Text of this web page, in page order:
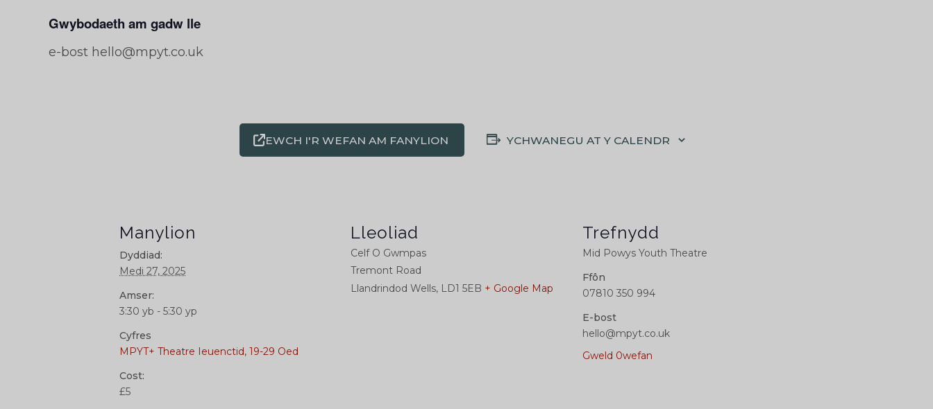
Gwybodaeth am gadw lle
e-bost hello@mpyt.co.uk
EWCH I'R WEFAN AM FANYLION YCHWANEGU AT Y CALENDR
Manylion
Dyddiad:
Medi 27, 2025
Amser:
3:30 yb - 5:30 yp
Cyfres
MPYT+ Theatre Ieuenctid, 19-29 Oed
Cost:
£5
Lleoliad
Celf O Gwmpas
Tremont Road
Llandrindod Wells, LD1 5EB + Google Map
Trefnydd
Mid Powys Youth Theatre
Ffôn
07810 350 994
E-bost
hello@mpyt.co.uk
Gweld 0wefan